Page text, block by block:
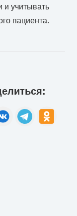
и учитывать
пациента.